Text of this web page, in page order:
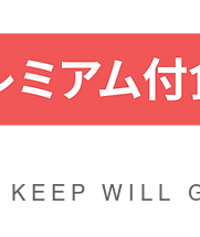
KEEP WILL